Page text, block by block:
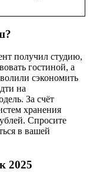
получил студию,
гостиной, а
сэкономить
на
За счёт
хранения
Спросите
в вашей
2025